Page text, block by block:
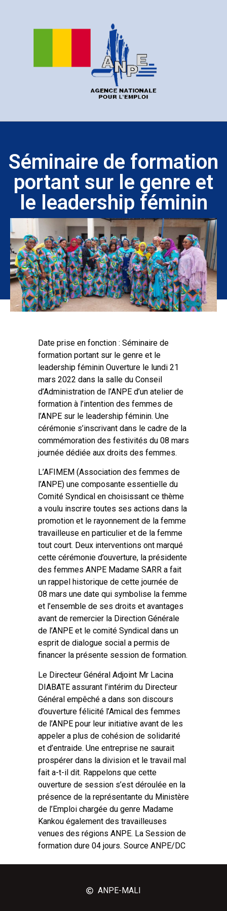
Séminaire de formation
portant sur le genre et
le leadership féminin
Date prise en fonction : Séminaire de
formation portant sur le genre et le
leadership féminin Ouverture le lundi 21
mars 2022 dans la salle du Conseil
d’Administration de l’ANPE d’un atelier de
formation à l’intention des femmes de
l’ANPE sur le leadership féminin. Une
cérémonie s’inscrivant dans le cadre de la
commémoration des festivités du 08 mars
journée dédiée aux droits des femmes.
L’AFIMEM (Association des femmes de
l’ANPE) une composante essentielle du
Comité Syndical en choisissant ce thème
a voulu inscrire toutes ses actions dans la
promotion et le rayonnement de la femme
travailleuse en particulier et de la femme
tout court. Deux interventions ont marqué
cette cérémonie d’ouverture, la présidente
des femmes ANPE Madame SARR a fait
un rappel historique de cette journée de
08 mars une date qui symbolise la femme
et l’ensemble de ses droits et avantages
avant de remercier la Direction Générale
de l’ANPE et le comité Syndical dans un
esprit de dialogue social a permis de
financer la présente session de formation.
Le Directeur Général Adjoint Mr Lacina
DIABATE assurant l’intérim du Directeur
Général empêché a dans son discours
d’ouverture félicité l’Amical des femmes
de l’ANPE pour leur initiative avant de les
appeler a plus de cohésion de solidarité
et d’entraide. Une entreprise ne saurait
prospérer dans la division et le travail mal
fait a-t-il dit. Rappelons que cette
ouverture de session s’est déroulée en la
présence de la représentante du Ministère
de l’Emploi chargée du genre Madame
Kankou également des travailleuses
venues des régions ANPE. La Session de
formation dure 04 jours. Source ANPE/DC
ANPE-MALI